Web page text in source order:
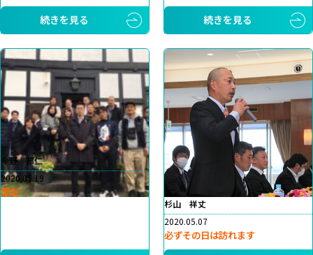
続きを見る
続きを見る
今野 邦仁
2020.05.19
盟友
杉山 祥丈
2020.05.07
必ずその日は訪れます